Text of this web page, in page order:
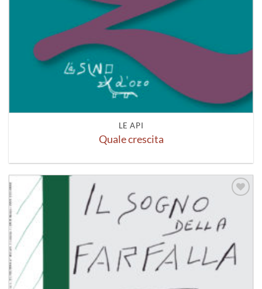
LE API
Quale crescita
desideri